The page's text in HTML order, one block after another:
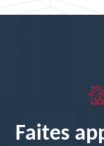
Faites